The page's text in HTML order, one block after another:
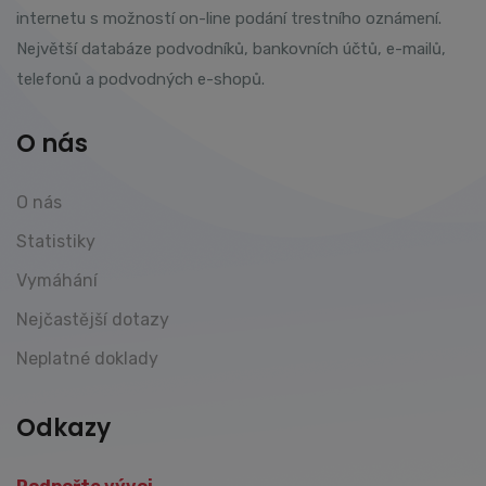
internetu s možností on-line podání trestního oznámení.
Největší databáze podvodníků, bankovních účtů, e-mailů,
telefonů a podvodných e-shopů.
O nás
O nás
Statistiky
Vymáhání
Nejčastější dotazy
Neplatné doklady
Odkazy